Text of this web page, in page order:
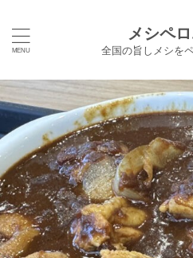
メシペ
全国の旨しメシを